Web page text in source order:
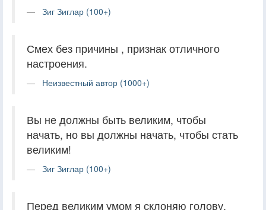
Зиг Зиглар (100+)
Смех без причины , признак отличного
настроения.
Неизвестный автор (1000+)
Вы не должны быть великим, чтобы
начать, но вы должны начать, чтобы стать
великим!
Зиг Зиглар (100+)
Перед великим умом я склоняю голову,